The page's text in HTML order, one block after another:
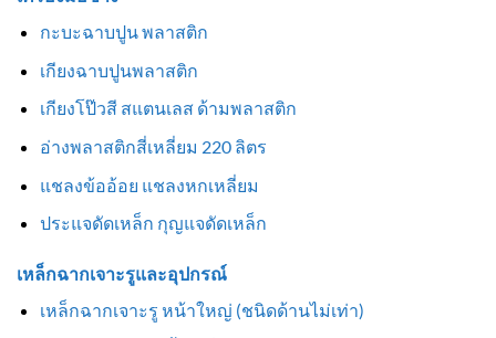
กะบะฉาบปูน พลาสติก
เกียงฉาบปูนพลาสติก
เกียงโป๊วสี สแตนเลส ด้ามพลาสติก
อ่างพลาสติกสี่เหลี่ยม 220 ลิตร
แชลงข้ออ้อย แชลงหกเหลี่ยม
ประแจดัดเหล็ก กุญแจดัดเหล็ก
เหล็กฉากเจาะรูและอุปกรณ์
เหล็กฉากเจาะรู หน้าใหญ่ (ชนิดด้านไม่เท่า)